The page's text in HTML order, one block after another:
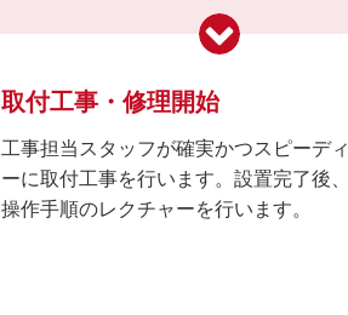
取付工事・修理開始
工事担当スタッフが確実かつスピーディ
ーに取付工事を行います。設置完了後、
操作手順のレクチャーを行います。